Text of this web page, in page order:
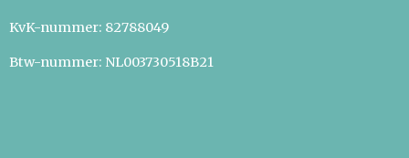
KvK-nummer: 82788049
Btw-nummer: NL003730518B21